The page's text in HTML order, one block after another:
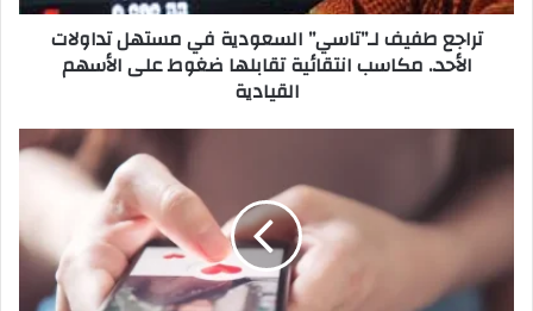
مكاسب
انتقائيةتراجع طفيف لـ”تاسي” السعودية في مستهل تداولات
الأحد.. مكاسب انتقائية تقابلها ضغوط على الأسهم
القيادية
تطبيقاً
تلتهم
مساحة
تحقق